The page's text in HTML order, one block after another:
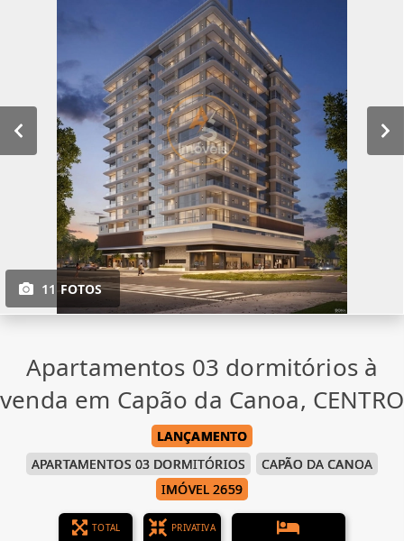
11 FOTOS
Apartamentos 03 dormitórios à
venda em Capão da Canoa, CENTRO
LANÇAMENTO
APARTAMENTOS 03 DORMITÓRIOS
CAPÃO DA CANOA
IMÓVEL 2659
TOTAL PRIVATIVA